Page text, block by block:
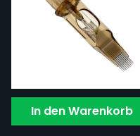
In den Warenkorb